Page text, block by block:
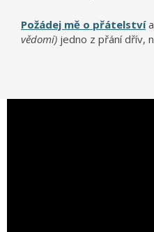
Požádej mě o přátelství
vědomí) jedno z přání dřív,